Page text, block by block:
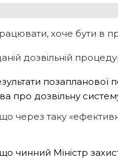
хоче бути в
дозвільній
позапланової
про дозвільну
таку
чинний Міністр